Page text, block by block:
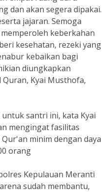
dan akan segera dipakai.
jajaran. Semoga
keberkahan
kesehatan, rezeki yang
kebaikan bagi
diungkapkan
Kyai Musthofa,
santri ini, kata Kyai
mengingat fasilitas
minim dengan daya
orang
Kepulauan Meranti
sudah membantu,